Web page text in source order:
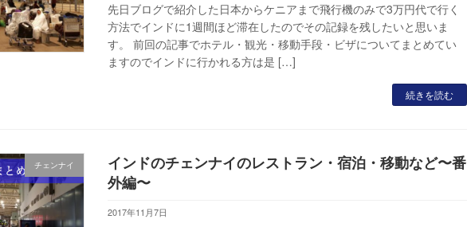
先日ブログで紹介した日本からケニアまで飛行機のみで3万円代で行く
方法でインドに1週間ほど滞在したのでその記録を残したいと思いま
す。 前回の記事でホテル・観光・移動手段・ビザについてまとめてい
ますのでインドに行かれる方は是 […]
続きを読む
チェンナイ
インドのチェンナイのレストラン・宿泊・移動など〜番
外編〜
2017年11月7日